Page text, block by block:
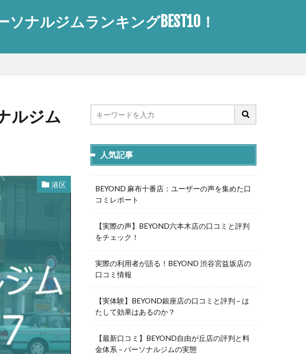
ナルジムランキングBEST10！
ルジム
港区
人気記事
BEYOND 麻布十番店：ユーザーの声を集めた口
コミレポート
【実際の声】BEYOND六本木店の口コミと評判
をチェック！
実際の利用者が語る！BEYOND 渋谷宮益坂店の
口コミ情報
【実体験】BEYOND銀座店の口コミと評判 – は
たして効果はあるのか？
【最新口コミ】BEYOND自由が丘店の評判と料
金体系 – パーソナルジムの実態